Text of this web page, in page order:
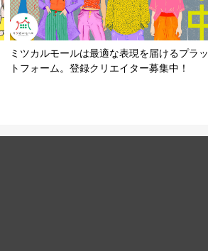
ミツカルモールは最適な表現を届けるプラッ
トフォーム。登録クリエイター募集中！